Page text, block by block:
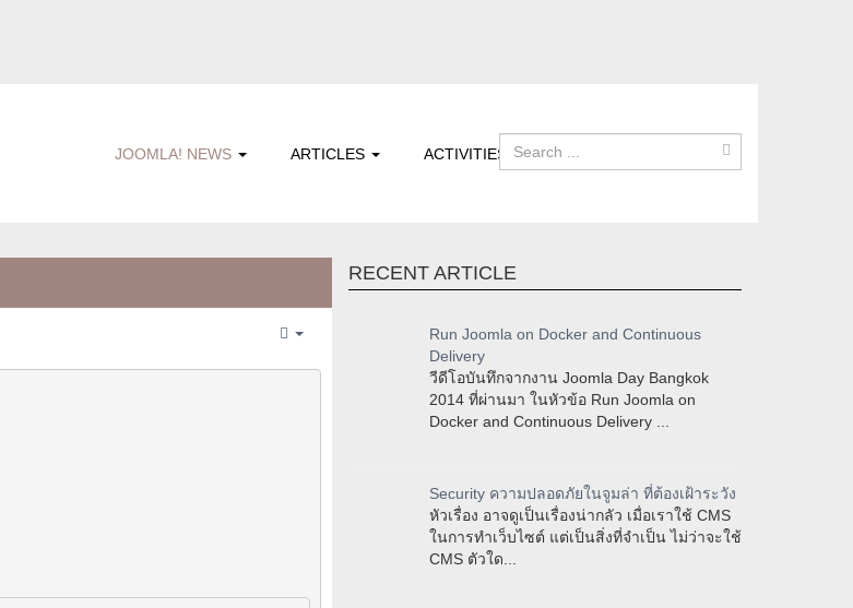
JOOMLA! NEWS ARTICLES ACTIVITIES
RECENT ARTICLE
Run Joomla on Docker and Continuous
Delivery
วีดีโอบันทึกจากงาน Joomla Day Bangkok
2014 ที่ผ่านมา ในหัวข้อ Run Joomla on
Docker and Continuous Delivery ...
Security ความปลอดภัยในจูมล่า ที่ต้องเฝ้าระวัง
หัวเรื่อง อาจดูเป็นเรื่องน่ากลัว เมื่อเราใช้ CMS
ในการทำเว็บไซต์ แต่เป็นสิ่งที่จำเป็น ไม่ว่าจะใช้
CMS ตัวใด...